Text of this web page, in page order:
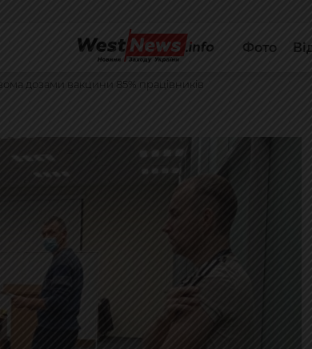
Фото
дозами вакцини 85% працівників